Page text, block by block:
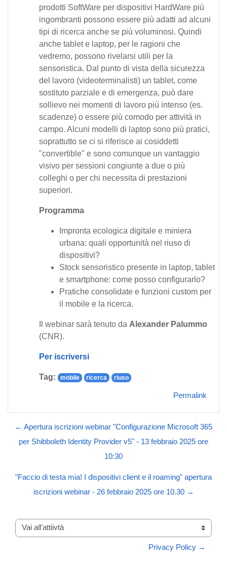
prodotti SoftWare per dispositivi HardWare più
ingombranti possono essere più adatti ad alcuni
tipi di ricerca anche se più voluminosi. Quindi
anche tablet e laptop, per le ragioni che
vedremo, possono rivelarsi utili per la
sensoristica. Dal punto di vista della sicurezza
del lavoro (videoterminalisti) un tablet, come
sostituto parziale e di emergenza, può dare
sollievo nei momenti di lavoro più intenso (es.
scadenze) o essere più comodo per attività in
campo. Alcuni modelli di laptop sono più pratici,
soprattutto se ci si riferisce ai cosiddetti
"convertible" e sono comunque un vantaggio
visivo per sessioni congiunte a due o più
colleghi o per chi necessita di prestazioni
superiori.
Programma
Impronta ecologica digitale e miniera
urbana: quali opportunità nel riuso di
dispositivi?
Stock sensoristico presente in laptop, tablet
e smartphone: come posso configurarlo?
Pratiche consolidate e funzioni custom per
il mobile e la ricerca.
Il webinar sarà tenuto da Alexander Palummo
(CNR).
Per iscriversi
Tag: mobile ricerca riuso
Permalink
← Apertura iscrizioni webinar "Configurazione Microsoft 365
per Shibboleth Identity Provider v5" - 13 febbraio 2025 ore
10:30
"Faccio di testa mia! I dispositivi client e il roaming" apertura
iscrizioni webinar - 26 febbraio 2025 ore 10.30 →
Vai all'attiivtà
Privacy Policy →